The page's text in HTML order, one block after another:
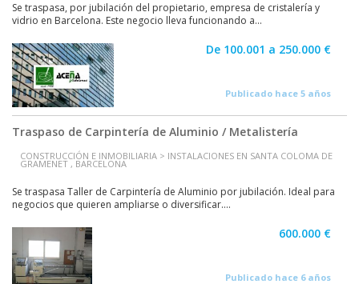
Se traspasa, por jubilación del propietario, empresa de cristalería y
vidrio en Barcelona. Este negocio lleva funcionando a...
De 100.001 a 250.000 €
Publicado hace 5 años
Traspaso de Carpintería de Aluminio / Metalistería
CONSTRUCCIÓN E INMOBILIARIA > INSTALACIONES EN SANTA COLOMA DE
GRAMENET , BARCELONA
Se traspasa Taller de Carpintería de Aluminio por jubilación. Ideal para
negocios que quieren ampliarse o diversificar....
600.000 €
Publicado hace 6 años